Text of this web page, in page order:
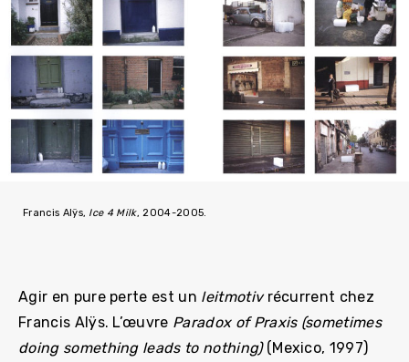
Francis Alÿs, Ice 4 Milk, 2004-2005.
Agir en pure perte est un leitmotivrécurrent chez
Francis Alÿs. L’œuvre Paradox of Praxis (sometimes
doing something leads to nothing) (Mexico, 1997)